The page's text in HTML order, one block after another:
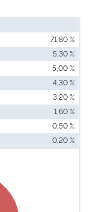
71,80 %
5,30 %
5,00 %
4,30 %
3,20 %
1,60 %
0,50 %
0,20 %